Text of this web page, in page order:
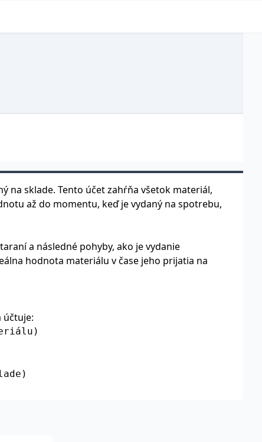
na sklade. Tento účet zahŕňa všetok materiál,
až do momentu, keď je vydaný na spotrebu,
a následné pohyby, ako je vydanie
hodnota materiálu v čase jeho prijatia na
účtuje: